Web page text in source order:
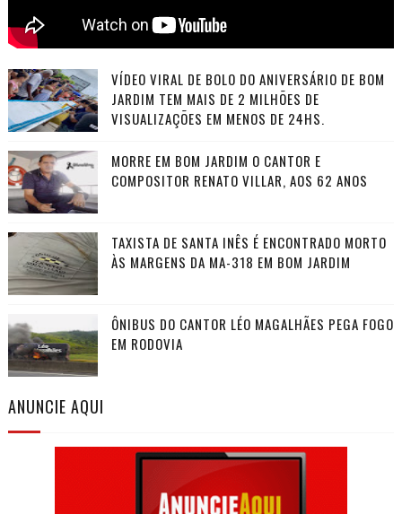
VÍDEO VIRAL DE BOLO DO ANIVERSÁRIO DE BOM
JARDIM TEM MAIS DE 2 MILHÕES DE
VISUALIZAÇÕES EM MENOS DE 24HS.
MORRE EM BOM JARDIM O CANTOR E
COMPOSITOR RENATO VILLAR, AOS 62 ANOS
TAXISTA DE SANTA INÊS É ENCONTRADO MORTO
ÀS MARGENS DA MA-318 EM BOM JARDIM
ÔNIBUS DO CANTOR LÉO MAGALHÃES PEGA FOGO
EM RODOVIA
ANUNCIE AQUI